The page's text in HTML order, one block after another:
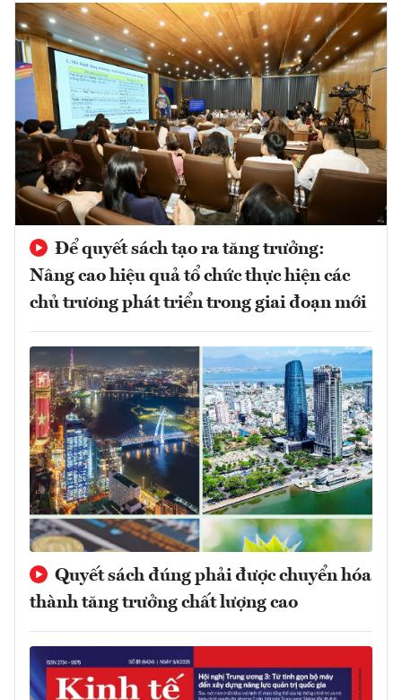
Để quyết sách tạo ra tăng trưởng:
Nâng cao hiệu quả tổ chức thực hiện các
chủ trương phát triển trong giai đoạn mới
Quyết sách đúng phải được chuyển hóa
thành tăng trưởng chất lượng cao